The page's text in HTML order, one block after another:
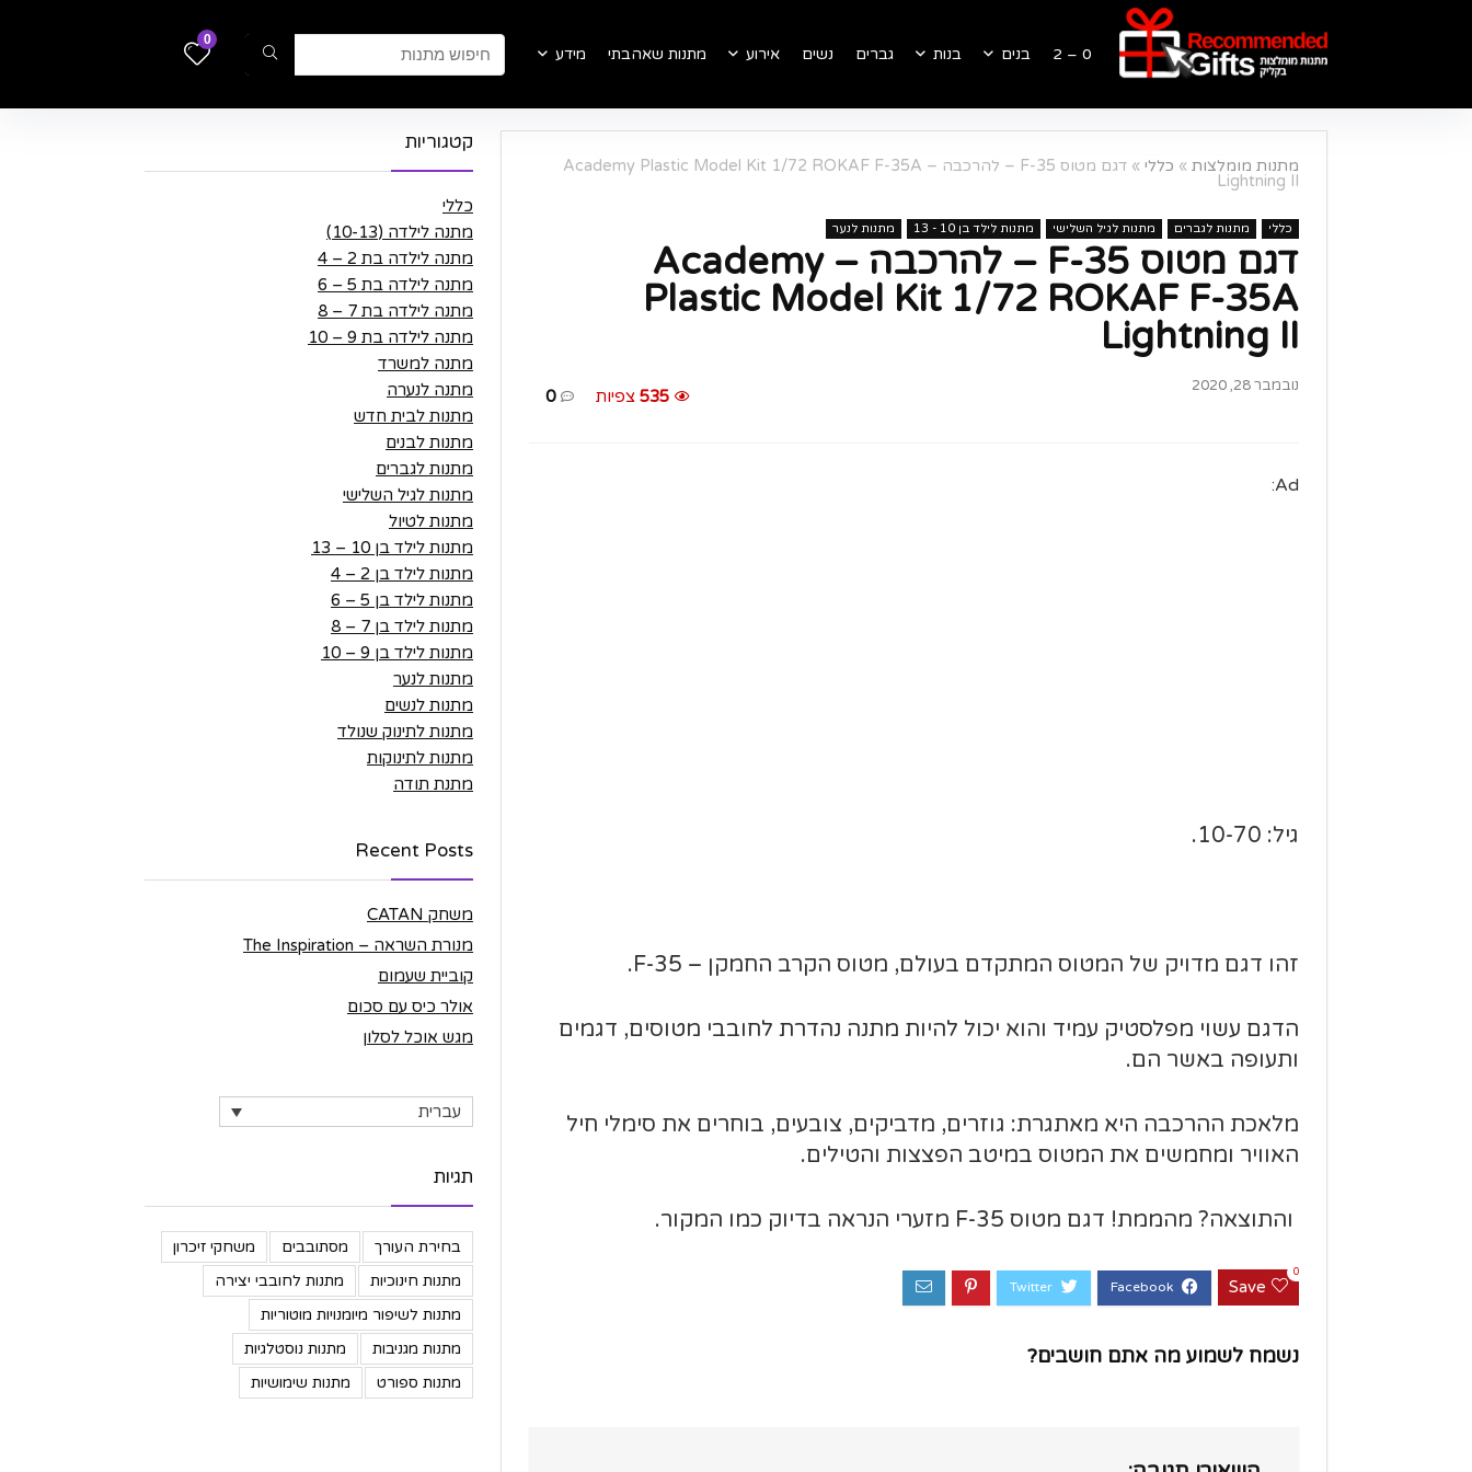
0 – 2 בנים בנות גברים נשים אירוע מתנות שאהבתי מידע
0
מתנות מומלצות » כללי »
דגם מטוס F-35 – להרכבה – Academy Plastic Model Kit 1/72 ROKAF F-35A
Lightning II
כללי מתנות לגברים מתנות לגיל השלישי מתנות לילד בן 10 - 13 מתנות לנער
דגם מטוס F-35 – להרכבה – Academy
Plastic Model Kit 1/72 ROKAF F-35A
Lightning II
נובמבר 28, 2020
535 צפיות 0
Ad:
גיל: 10-70.
זהו דגם מדויק של המטוס המתקדם בעולם, מטוס הקרב החמקן – F-35.
הדגם עשוי מפלסטיק עמיד והוא יכול להיות מתנה נהדרת לחובבי מטוסים, דגמים
ותעופה באשר הם.
מלאכת ההרכבה היא מאתגרת: גוזרים, מדביקים, צובעים, בוחרים את סימלי חיל
האוויר ומחמשים את המטוס במיטב הפצצות והטילים.
והתוצאה? מהממת! דגם מטוס F-35 מזערי הנראה בדיוק כמו המקור.
Save
0
נשמח לשמוע מה אתם חושבים?
קטגוריות
כללי
מתנה לילדה (10-13)
מתנה לילדה בת 2 – 4
מתנה לילדה בת 5 – 6
מתנה לילדה בת 7 – 8
מתנה לילדה בת 9 – 10
מתנה למשרד
מתנה לנערה
מתנות לבית חדש
מתנות לבנים
מתנות לגברים
מתנות לגיל השלישי
מתנות לטיול
מתנות לילד בן 10 – 13
מתנות לילד בן 2 – 4
מתנות לילד בן 5 – 6
מתנות לילד בן 7 – 8
מתנות לילד בן 9 – 10
מתנות לנער
מתנות לנשים
מתנות לתינוק שנולד
מתנות לתינוקות
מתנת תודה
Recent Posts
משחק CATAN
מנורת השראה – The Inspiration
קוביית שעמום
אולר כיס עם סכום
מגש אוכל לסלון
עברית
תגיות
בחירת העורך מסתובבים
משחקי זיכרון
מתנות חינוכיות
מתנות לחובבי יצירה
מתנות לשיפור מיומנויות מוטוריות
מתנות מגניבות
מתנות נוסטלגיות
מתנות ספורט
מתנות שימושיות